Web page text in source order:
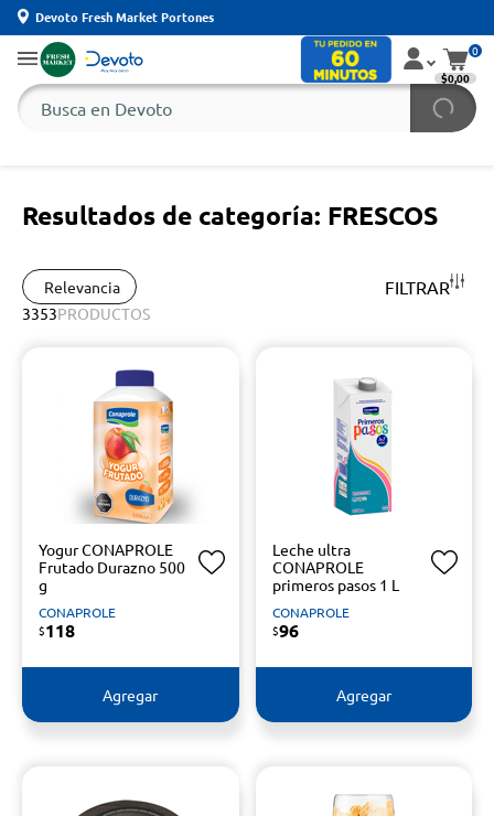
Devoto Fresh Market Portones
0
$0,00
Resultados de categoría: FRESCOS
Relevancia FILTRAR
3353PRODUCTOS
Yogur CONAPROLE
Frutado Durazno 500
g
CONAPROLE
$118
Agregar
Leche ultra
CONAPROLE
primeros pasos 1 L
CONAPROLE
$96
Agregar